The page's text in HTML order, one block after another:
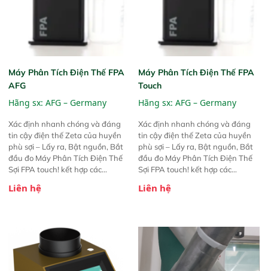
Máy Phân Tích Điện Thế FPA
AFG
Hãng sx: AFG – Germany
Xác định nhanh chóng và đáng
tin cậy điện thế Zeta của huyền
phù sợi – Lấy ra, Bật nguồn, Bắt
đầu đo Máy Phân Tích Điện Thế
Sợi FPA touch! kết hợp các
được chứng minh với sự đơn giản
trước đó. Nhưng so với các phiên
bản trước, FPA touch! nhỏ hơn và
nhẹ hơn đáng kể, đồng thời được
nâng cấp với các tính năng mới.
Liên hệ
Máy Phân Tích Điện Thế FPA
Touch
Hãng sx: AFG – Germany
Xác định nhanh chóng và đáng
tin cậy điện thế Zeta của huyền
phù sợi – Lấy ra, Bật nguồn, Bắt
đầu đo Máy Phân Tích Điện Thế
Sợi FPA touch! kết hợp các
được chứng minh với sự đơn giản
trước đó. Nhưng so với các phiên
bản trước, FPA touch! nhỏ hơn và
nhẹ hơn đáng kể, đồng thời được
nâng cấp với các tính năng mới.
Liên hệ